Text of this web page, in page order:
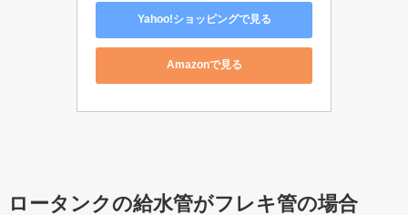
Yahoo!ショッピングで見る
Amazonで見る
ロータンクの給水管がフレキ管の場合